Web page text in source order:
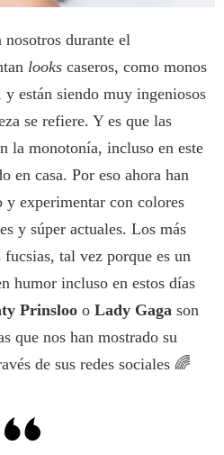
durante el
looks caseros, como monos
están siendo muy ingeniosos
se refiere. Y es que las
la monotonía, incluso en este
en casa. Por eso ahora han
experimentar con colores
y súper actuales. Los más
tal vez porque es un
humor incluso en estos días
Prinsloo o Lady Gaga son
que nos han mostrado su
de sus redes sociales 🌈